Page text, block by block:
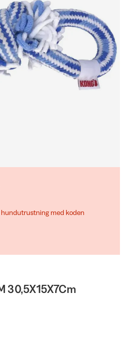
hundutrustning med koden
30,5X15X7Cm